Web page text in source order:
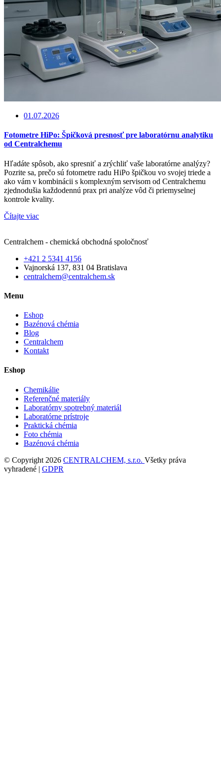
01.07.2026
Fotometre HiPo: Špičková presnosť pre laboratórnu analytiku
od Centralchemu
Hľadáte spôsob, ako spresniť a zrýchliť vaše laboratórne analýzy?
Pozrite sa, prečo sú fotometre radu HiPo špičkou vo svojej triede a
ako vám v kombinácii s komplexným servisom od Centralchemu
zjednodušia každodennú prax pri analýze vôd či priemyselnej
kontrole kvality.
Čítajte viac
Centralchem - chemická obchodná spoločnosť
+421 2 5341 4156
Vajnorská 137, 831 04 Bratislava
centralchem@centralchem.sk
Menu
Eshop
Bazénová chémia
Blog
Centralchem
Kontakt
Eshop
Chemikálie
Referenčné materiály
Laboratórny spotrebný materiál
Laboratórne prístroje
Praktická chémia
Foto chémia
Bazénová chémia
© Copyright 2026 CENTRALCHEM, s.r.o. Všetky práva
vyhradené | GDPR